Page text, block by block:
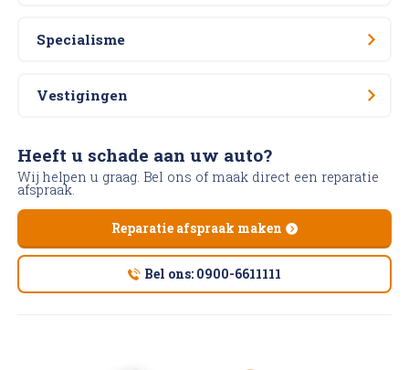
Specialisme
Vestigingen
Heeft u schade aan uw auto?
Wij helpen u graag. Bel ons of maak direct een reparatie
afspraak.
Reparatie afspraak maken
Bel ons: 0900-6611111